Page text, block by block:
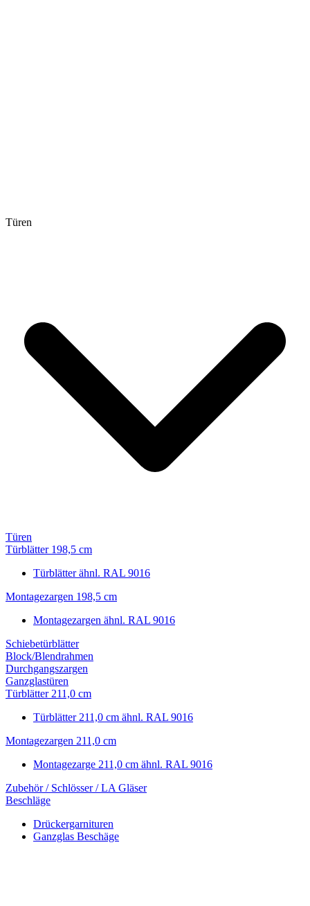
Türen
Türen
Türblätter 198,5 cm
Türblätter ähnl. RAL 9016
Montagezargen 198,5 cm
Montagezargen ähnl. RAL 9016
Schiebetürblätter
Block/Blendrahmen
Durchgangszargen
Ganzglastüren
Türblätter 211,0 cm
Türblätter 211,0 cm ähnl. RAL 9016
Montagezargen 211,0 cm
Montagezarge 211,0 cm ähnl. RAL 9016
Zubehör / Schlösser / LA Gläser
Beschläge
Drückergarnituren
Ganzglas Beschäge